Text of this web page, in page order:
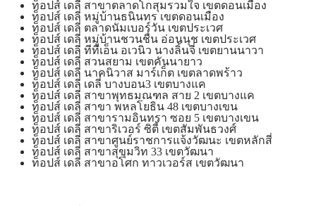
ท็อปส์ เดลี่ สาขาตลาดโกสุมรวมใจ เขตดอนเมือง
ท็อปส์ เดลี่ หมู่บ้านธนินทร เขตดอนเมือง
ท็อปส์ เดลี่ ตลาดนัมเบอร์วัน เขตประเวศ
ท็อปส์ เดลี่ หมู่บ้านชวนชื่น อ่อนนุช เขตประเวศ
ท็อปส์ เดลี่ ทีทีเอ็น อเวนิว นางลิ้นจี่ เขตยานนาวา
ท็อปส์ เดลี่ สวนสยาม เขตคันนายาว
ท็อปส์ เดลี่ นาคนิวาส มาร์เก็ต เขตลาดพร้าว
ท็อปส์ เดลี่ เดลี่ บางบอน3 เขตบางแค
ท็อปส์ เดลี่ สาขาพุทธมณฑล สาย 2 เขตบางแค
ท็อปส์ เดลี่ สาขา พหลโยธิน 48 เขตบางเขน
ท็อปส์ เดลี่ สาขารามอินทรา ซอย 5 เขตบางเขน
ท็อปส์ เดลี่ สาขาริเวอร์ ซิตี้ เขตสัมพันธวงศ์
ท็อปส์ เดลี่ สาขาศูนย์ราชการแจ้งวัฒนะ เขตหลักสี่
ท็อปส์ เดลี่ สาขาสุขุมวิท 33 เขตวัฒนา
ท็อปส์ เดลี่ สาขาอโศก ทาวเวอร์ส เขตวัฒนา